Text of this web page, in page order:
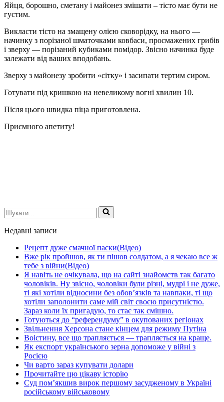
Яйця, борошно, сметану і майонез змішати – тісто має бути не
густим.
Викласти тісто на змащену олією сковорідку, на нього —
начинку з порізаної шматочками ковбаси, просмажених грибів
і зверху — порізаний кубиками помідор. Звісно начинка буде
залежати від ваших вподобань.
Зверху з майонезу зробити «сітку» і засипати тертим сиром.
Готувати під кришкою на невеликому вогні хвилин 10.
Після цього швидка піца приготовлена.
Приємного апетиту!
Шукати...
Недавні записи
Рецепт дуже смачної паски(Відео)
Вже рік пройшов, як ти пішов солдатом, а я чекаю все ж
тебе з війни(Відео)
Я навіть не очікувала, що на сайті знайомств так багато
чоловіків. Ну звісно, чоловіки були різні, мудрі і не дуже,
ті які хотіли відносини без обов’язків та навпаки, ті що
хотіли заполонити саме мій світ своєю присутністю.
Зараз коли їх пригадую, то стає так смішно.
Готуються до “референдуму” в окупованих регіонах
Звільнення Херсона стане кінцем для режиму Путіна
Воістину, все що трапляється — трапляється на краще.
Як експорт українського зерна допоможе у війні з
Росією
Чи варто зараз купувати долари
Прочитайте цю цікаву історію
Суд пом’якшив вирок першому засудженому в Україні
російському військовому